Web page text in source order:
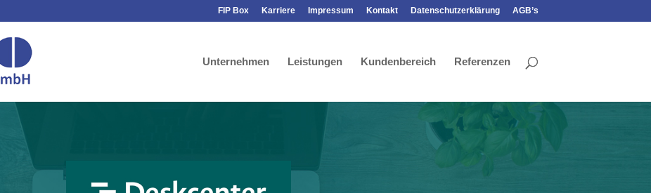
FIP Box Karriere Impressum Kontakt Datenschutzerklärung AGB’s
Unternehmen Leistungen Kundenbereich Referenzen